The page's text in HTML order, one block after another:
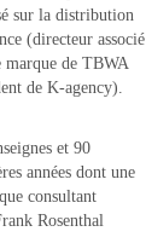
sur la distribution
(directeur associé
marque de TBWA
de K-agency).
et 90
années dont une
consultant
Rosenthal